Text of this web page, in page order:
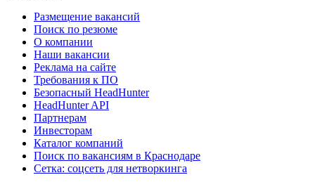
Размещение вакансий
Поиск по резюме
О компании
Наши вакансии
Реклама на сайте
Требования к ПО
Безопасный HeadHunter
HeadHunter API
Партнерам
Инвесторам
Каталог компаний
Поиск по вакансиям в Краснодаре
Сетка: соцсеть для нетворкинга